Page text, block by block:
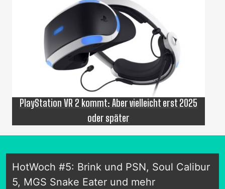
PlayStation VR 2 kommt: Aber vielleicht erst 2025
oder später
HotWoch #5: Brink und PSN, Soul Calibur
5, MGS Snake Eater und mehr